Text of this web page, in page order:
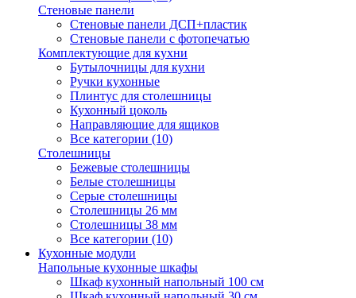
Стеновые панели
Стеновые панели ДСП+пластик
Стеновые панели с фотопечатью
Комплектующие для кухни
Бутылочницы для кухни
Ручки кухонные
Плинтус для столешницы
Кухонный цоколь
Направляющие для ящиков
Все категории (10)
Столешницы
Бежевые столешницы
Белые столешницы
Серые столешницы
Столешницы 26 мм
Столешницы 38 мм
Все категории (10)
Кухонные модули
Напольные кухонные шкафы
Шкаф кухонный напольный 100 см